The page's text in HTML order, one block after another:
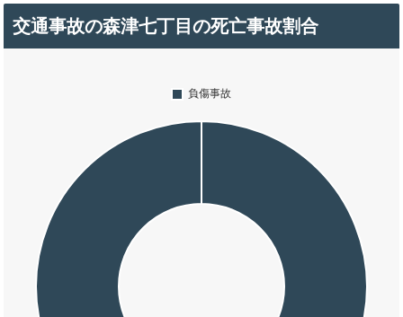
交通事故の森津七丁目の死亡事故割合